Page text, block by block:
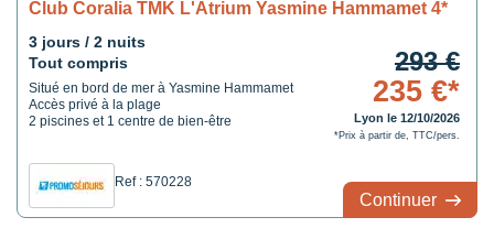
Club Coralia TMK L'Atrium Yasmine Hammamet 4*
3 jours / 2 nuits
Tout compris
Situé en bord de mer à Yasmine Hammamet
Accès privé à la plage
2 piscines et 1 centre de bien-être
Ref : 570228
293 €
235 €*
Lyon le 12/10/2026
*Prix à partir de, TTC/pers.
Continuer